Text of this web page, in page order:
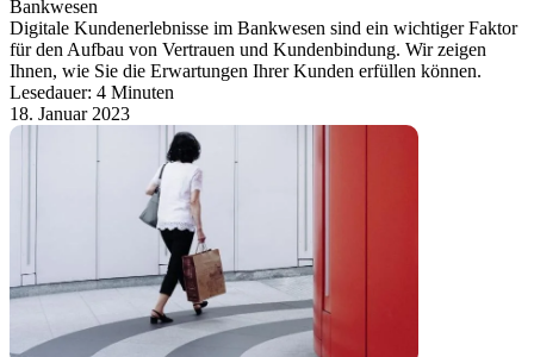
Bankwesen
Digitale Kundenerlebnisse im Bankwesen sind ein wichtiger Faktor
für den Aufbau von Vertrauen und Kundenbindung. Wir zeigen
Ihnen, wie Sie die Erwartungen Ihrer Kunden erfüllen können.
Lesedauer: 4 Minuten
18. Januar 2023